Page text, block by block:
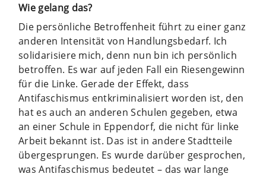
Wie gelang das?
Die persönliche Betroffenheit führt zu einer ganz
anderen Intensität von Handlungsbedarf. Ich
solidarisiere mich, denn nun bin ich persönlich
betroffen. Es war auf jeden Fall ein Riesengewinn
für die Linke. Gerade der Effekt, dass
Antifaschismus entkriminalisiert worden ist, den
hat es auch an anderen Schulen gegeben, etwa
an einer Schule in Eppendorf, die nicht für linke
Arbeit bekannt ist. Das ist in andere Stadtteile
übergesprungen. Es wurde darüber gesprochen,
was Antifaschismus bedeutet – das war lange